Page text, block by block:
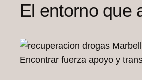
El entorno que
Encontrar fuerza apoyo y